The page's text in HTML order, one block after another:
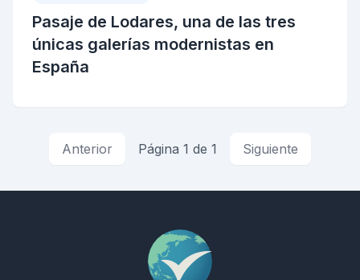
Pasaje de Lodares, una de las tres
únicas galerías modernistas en
España
Anterior Página 1 de 1 Siguiente